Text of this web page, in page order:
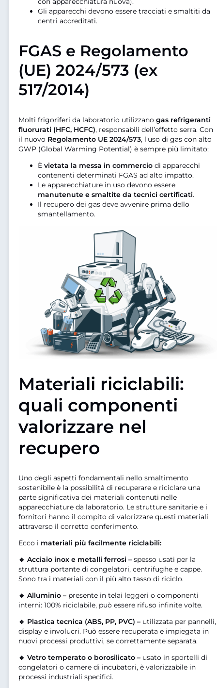
Gli apparecchi devono essere tracciati e smaltiti da
centri accreditati.
FGAS e Regolamento
(UE) 2024/573 (ex
517/2014)
Molti frigoriferi da laboratorio utilizzano gas refrigeranti
fluorurati (HFC, HCFC), responsabili dell’effetto serra. Con
il nuovo Regolamento UE 2024/573, l’uso di gas con alto
GWP (Global Warming Potential) è sempre più limitato:
È vietata la messa in commercio di apparecchi
contenenti determinati FGAS ad alto impatto.
Le apparecchiature in uso devono essere
manutenute e smaltite da tecnici certificati.
Il recupero dei gas deve avvenire prima dello
smantellamento.
Materiali riciclabili:
quali componenti
valorizzare nel
recupero
Uno degli aspetti fondamentali nello smaltimento
sostenibile è la possibilità di recuperare e riciclare una
parte significativa dei materiali contenuti nelle
apparecchiature da laboratorio. Le strutture sanitarie e i
fornitori hanno il compito di valorizzare questi materiali
attraverso il corretto conferimento.
Ecco i materiali più facilmente riciclabili:
🔹 Acciaio inox e metalli ferrosi – spesso usati per la
struttura portante di congelatori, centrifughe e cappe.
Sono tra i materiali con il più alto tasso di riciclo.
🔹 Alluminio – presente in telai leggeri o componenti
interni: 100% riciclabile, può essere rifuso infinite volte.
🔹 Plastica tecnica (ABS, PP, PVC) – utilizzata per pannelli,
display e involucri. Può essere recuperata e impiegata in
nuovi processi produttivi, se correttamente separata.
🔹 Vetro temperato o borosilicato – usato in sportelli di
congelatori o camere di incubatori, è valorizzabile in
processi industriali specifici.